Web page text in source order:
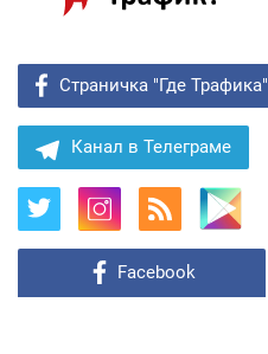
Страничка "Где Трафика"
Канал в Телеграме
Facebook